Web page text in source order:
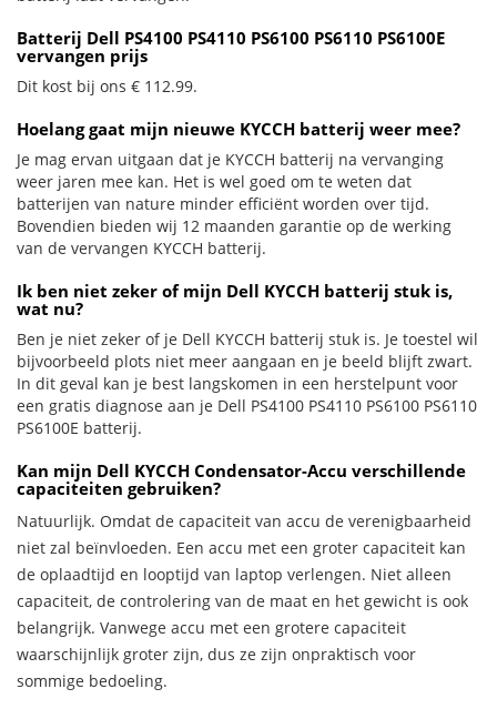
Batterij Dell PS4100 PS4110 PS6100 PS6110 PS6100E
vervangen prijs
Dit kost bij ons € 112.99.
Hoelang gaat mijn nieuwe KYCCH batterij weer mee?
Je mag ervan uitgaan dat je KYCCH batterij na vervanging
weer jaren mee kan. Het is wel goed om te weten dat
batterijen van nature minder efficiënt worden over tijd.
Bovendien bieden wij 12 maanden garantie op de werking
van de vervangen KYCCH batterij.
Ik ben niet zeker of mijn Dell KYCCH batterij stuk is,
wat nu?
Ben je niet zeker of je Dell KYCCH batterij stuk is. Je toestel wil
bijvoorbeeld plots niet meer aangaan en je beeld blijft zwart.
In dit geval kan je best langskomen in een herstelpunt voor
een gratis diagnose aan je Dell PS4100 PS4110 PS6100 PS6110
PS6100E batterij.
Kan mijn Dell KYCCH Condensator-Accu verschillende
capaciteiten gebruiken?
Natuurlijk. Omdat de capaciteit van accu de verenigbaarheid
niet zal beïnvloeden. Een accu met een groter capaciteit kan
de oplaadtijd en looptijd van laptop verlengen. Niet alleen
capaciteit, de controlering van de maat en het gewicht is ook
belangrijk. Vanwege accu met een grotere capaciteit
waarschijnlijk groter zijn, dus ze zijn onpraktisch voor
sommige bedoeling.